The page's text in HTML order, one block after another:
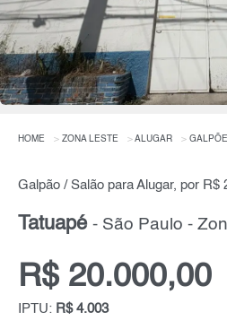
HOME ZONA LESTE ALUGAR
Galpão / Salão para Alugar, por R$
Tatuapé - São Paulo -
R$ 20.000,00
IPTU: R$ 4.003